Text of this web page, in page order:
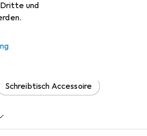
und
zum Produkt Traumtexte aus
Schreibtisch Accessoire